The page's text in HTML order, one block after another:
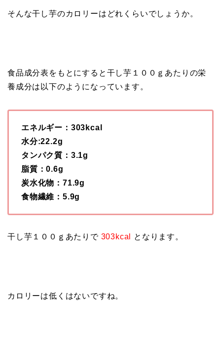
そんな干し芋のカロリーはどれくらいでしょうか。
食品成分表をもとにすると干し芋１００ｇあたりの栄
養成分は以下のようになっています。
エネルギー：303kcal
水分:22.2g
タンパク質：3.1g
脂質：0.6g
炭水化物：71.9g
食物繊維：5.9g
干し芋１００ｇあたりで303kcal となります。
カロリーは低くはないですね。